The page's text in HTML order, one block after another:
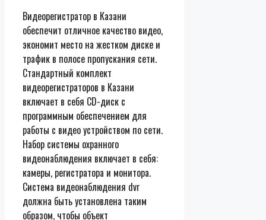
Видеорегистратор в Казани
обеспечит отличное качество видео,
экономит место на жестком диске и
трафик в полосе пропускания сети.
Стандартный комплект
видеорегистраторов в Казани
включает в себя CD-диск с
программным обеспечением для
работы с видео устройством по сети.
Набор системы охранного
видеонаблюдения включает в себя:
камеры, регистратора и монитора.
Система видеонаблюдения dvr
должна быть установлена таким
образом, чтобы объект